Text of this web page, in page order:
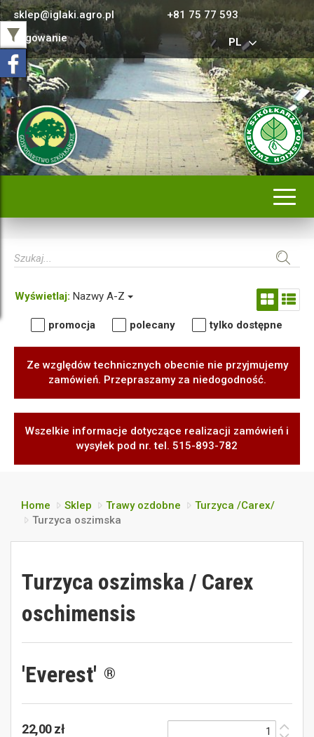
sklep@iglaki.agro.pl
+81 75 77 593
Logowanie
PL
Wyświetlaj: Nazwy A-Z
promocja polecany tylko dostępne
Ze względów technicznych obecnie nie przyjmujemy
zamówień. Przepraszamy za niedogodność.
Wszelkie informacje dotyczące realizacji zamówień i
wysyłek pod nr. tel. 515-893-782
Home Sklep Trawy ozdobne
Turzyca /Carex/
Turzyca oszimska
Turzyca oszimska / Carex
oschimensis
'Everest' ®
22,00 zł